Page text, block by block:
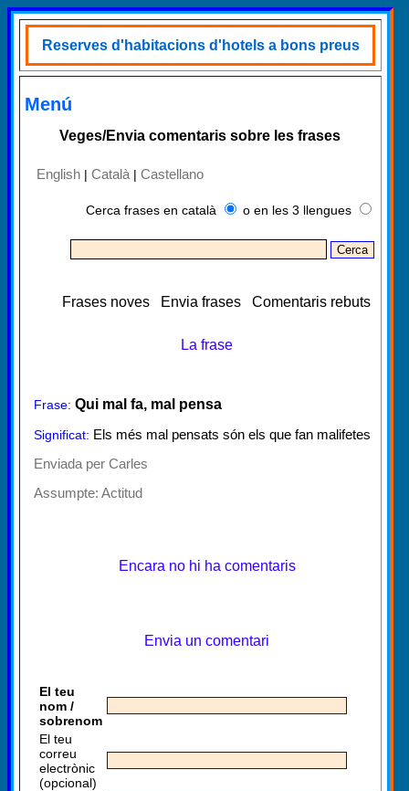
Reserves d'habitacions d'hotels a bons preus
Menú
Veges/Envia comentaris sobre les frases
English | Català | Castellano
Cerca frases en català o en les 3 llengues
Frases noves Envia frases Comentaris rebuts
La frase
Frase: Qui mal fa, mal pensa
Significat: Els més mal pensats són els que fan malifetes
Enviada per Carles
Assumpte: Actitud
Encara no hi ha comentaris
Envia un comentari
El teu
nom /
sobrenom
El teu
correu
electrònic
(opcional)